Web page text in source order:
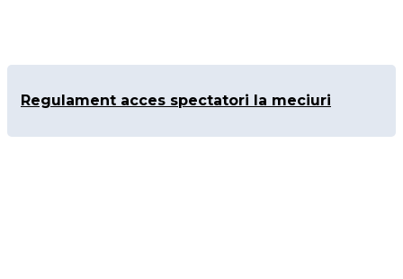
Regulament acces spectatori la meciuri